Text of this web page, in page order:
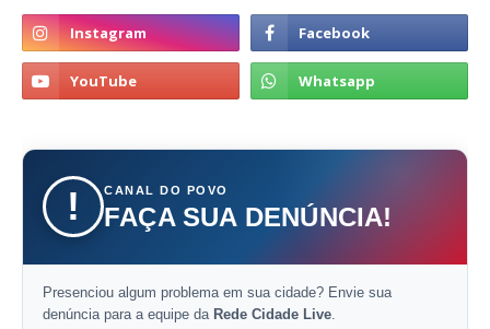
! CANAL DO POVO
FAÇA SUA DENÚNCIA!
Presenciou algum problema em sua cidade? Envie sua
denúncia para a equipe da Rede Cidade Live